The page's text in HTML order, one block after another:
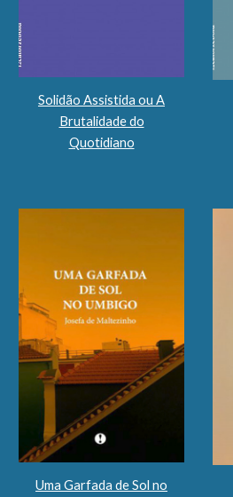
Solidão Assistida ou A
Brutalidade do
Quotidiano
Uma Garfada de Sol no